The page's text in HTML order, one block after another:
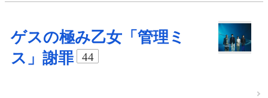
ゲスの極み乙女「管理ミ
ス」謝罪
44